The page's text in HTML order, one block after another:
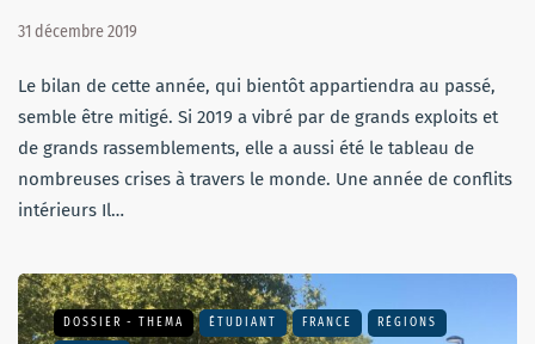
31 décembre 2019
Le bilan de cette année, qui bientôt appartiendra au passé,
semble être mitigé. Si 2019 a vibré par de grands exploits et
de grands rassemblements, elle a aussi été le tableau de
nombreuses crises à travers le monde. Une année de conflits
intérieurs Il…
DOSSIER - THEMA ÉTUDIANT FRANCE RÉGIONS